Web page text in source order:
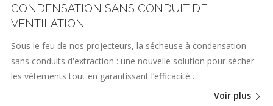
CONDENSATION SANS CONDUIT DE
VENTILATION
Sous le feu de nos projecteurs, la sécheuse à condensation
sans conduits d'extraction : une nouvelle solution pour sécher
les vêtements tout en garantissant l’efficacité…
Voir plus